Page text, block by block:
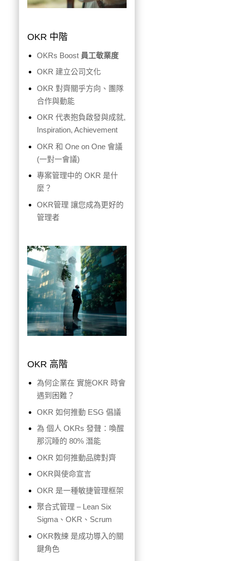
OKR 中階
OKRs Boost 員工敬業度
OKR 建立公司文化
OKR 對齊關乎方向、團隊
合作與動能
OKR 代表抱負啟發與成就,
Inspiration, Achievement
OKR 和 One on One 會議
(一對一會議)
專案管理中的 OKR 是什
麼？
OKR管理 讓您成為更好的
管理者
OKR 高階
為何企業在 實施OKR 時會
遇到困難？
OKR 如何推動 ESG 倡議
為 個人 OKRs 發聲：喚醒
那沉睡的 80% 潛能
OKR 如何推動品牌對齊
OKR與使命宣言
OKR 是一種敏捷管理框架
聚合式管理 – Lean Six
Sigma、OKR、Scrum
OKR教練 是成功導入的關
鍵角色